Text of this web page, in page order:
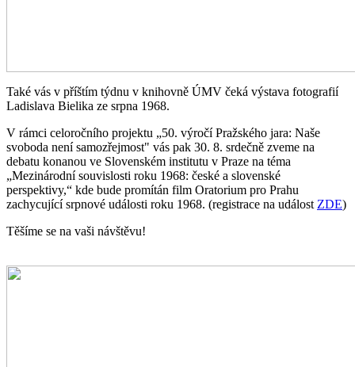
Také vás v příštím týdnu v knihovně ÚMV čeká výstava fotografií
Ladislava Bielika ze srpna 1968.
V rámci celoročního projektu „50. výročí Pražského jara: Naše
svoboda není samozřejmost" vás pak 30. 8. srdečně zveme na
debatu konanou ve Slovenském institutu v Praze na téma
„Mezinárodní souvislosti roku 1968: české a slovenské
perspektivy,“ kde bude promítán film Oratorium pro Prahu
zachycující srpnové události roku 1968. (registrace na událost ZDE)
Těšíme se na vaši návštěvu!